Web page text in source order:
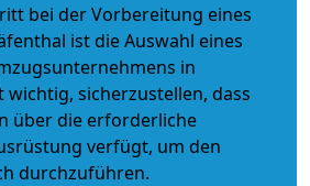
bei der Vorbereitung eines
ist die Auswahl eines
in
wichtig, sicherzustellen, dass
über die erforderliche
verfügt, um den
durchzuführen.